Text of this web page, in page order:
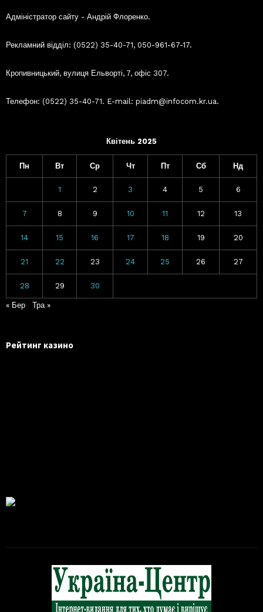
Адміністратор сайту - Андрій Флоренко.
Рекламний відділ: (0522) 35-40-71, 050-961-67-17.
Кропивницький, вулиця Ельворті, 7, офіс 307.
Телефон: (0522) 35-40-71. E-mail: piadm@infocom.kr.ua.
Квітень 2025
Пн Вт Ср Чт Пт Сб Нд
1 2 3 4 5 6
7 8 9 10 11 12 13
14 15 16 17 18 19 20
21 22 23 24 25 26 27
28 29 30
« Бер Тра »
Рейтинг казино